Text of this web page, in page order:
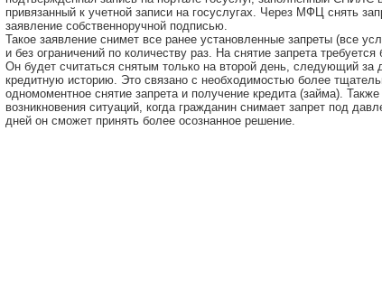
привязанный к учетной записи на госуслугах. Через МФЦ снять
заявление собственноручной подписью.
Такое заявление снимет все ранее установленные запреты (все
и без ограничений по количеству раз. На снятие запрета
Он будет считаться снятым только на второй день, следующий
кредитную историю. Это связано с необходимостью более
одномоментное снятие запрета и получение кредита (займа). Также
возникновения ситуаций, когда гражданин снимает запрет под
дней он сможет принять более осознанное решение.